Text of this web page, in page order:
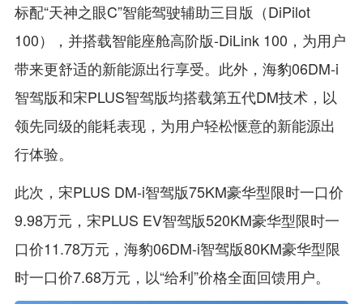
标配“天神之眼C”智能驾驶辅助三目版（DiPilot
100），并搭载智能座舱高阶版-DiLink 100，为用户
带来更舒适的新能源出行享受。此外，海豹06DM-i
智驾版和宋PLUS智驾版均搭载第五代DM技术，以
领先同级的能耗表现，为用户轻松惬意的新能源出
行体验。
此次，宋PLUS DM-i智驾版75KM豪华型限时一口价
9.98万元，宋PLUS EV智驾版520KM豪华型限时一
口价11.78万元，海豹06DM-i智驾版80KM豪华型限
时一口价7.68万元，以“给利”价格全面回馈用户。